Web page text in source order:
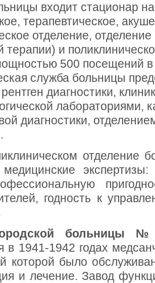
входит стационар
терапевтическое,
отделение,
терапии) и
500 посещений в
служба больницы
диагностики,
лабораториями,
диагностики,
отделение
годность к
больницы
в 1941-1942 годах
которой было
и лечение. Завод